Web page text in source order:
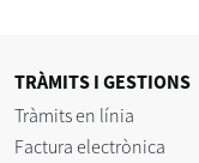
TRÀMITS I GESTIONS
Tràmits en línia
Factura electrònica